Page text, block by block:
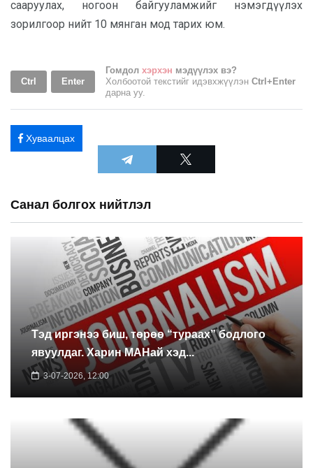
сааруулах, ногоон байгууламжийг нэмэгдүүлэх
зорилгоор нийт 10 мянган мод тарих юм.
Ctrl Enter
Гомдол хэрхэн мэдүүлэх вэ?
Холбоотой текстийг идэвхжүүлэн Ctrl+Enter
дарна уу.
Хуваалцах
Санал болгох нийтлэл
Тэд иргэнээ биш, төрөө “тураах” бодлого
явуулдаг. Харин МАНай хэд...
3-07-2026, 12:00